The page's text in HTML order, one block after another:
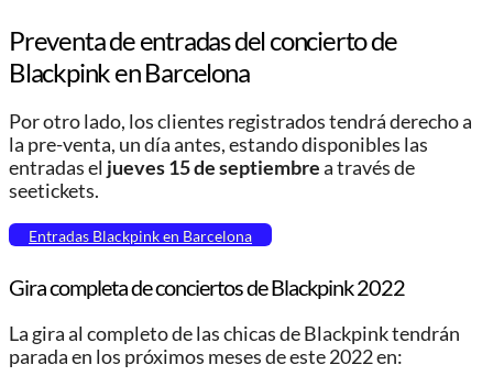
Preventa de entradas del concierto de
Blackpink en Barcelona
Por otro lado, los clientes registrados tendrá derecho a
la pre-venta, un día antes, estando disponibles las
entradas el jueves 15 de septiembrea través de
seetickets.
Entradas Blackpink en Barcelona
Gira completa de conciertos de Blackpink 2022
La gira al completo de las chicas de Blackpink tendrán
parada en los próximos meses de este 2022 en: